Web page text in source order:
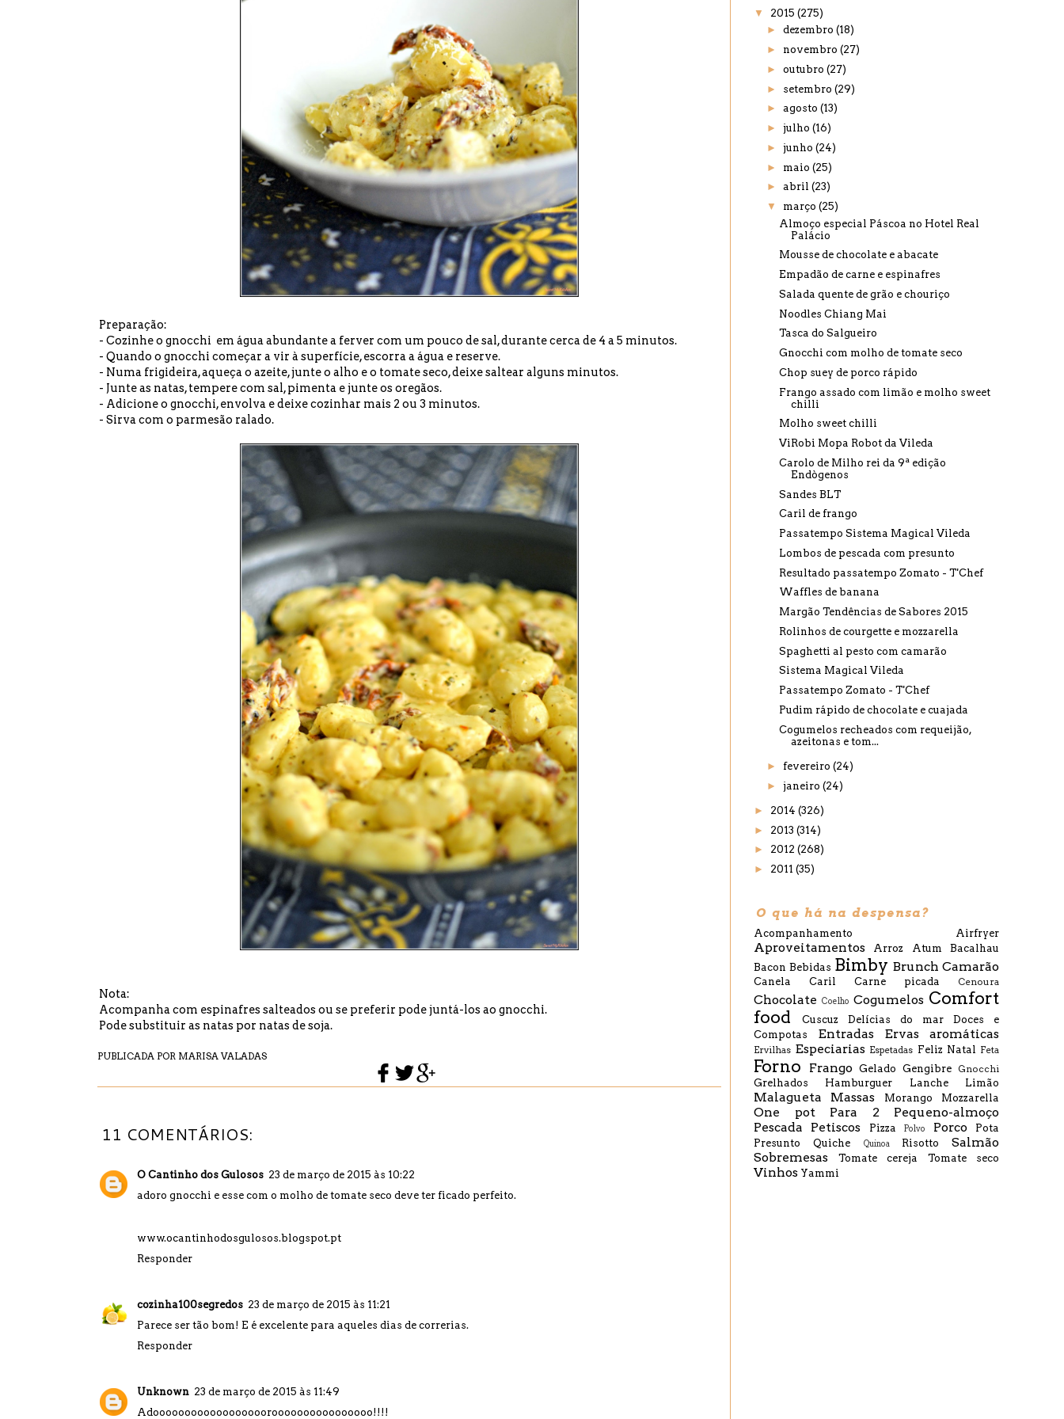
Preparação:
- Cozinhe o gnocchi em água abundante a ferver com um pouco de sal, durante cerca de 4 a 5 minutos.
- Quando o gnocchi começar a vir à superfície, escorra a água e reserve.
- Numa frigideira, aqueça o azeite, junte o alho e o tomate seco, deixe saltear alguns minutos.
- Junte as natas, tempere com sal, pimenta e junte os oregãos.
- Adicione o gnocchi, envolva e deixe cozinhar mais 2 ou 3 minutos.
- Sirva com o parmesão ralado.
Nota:
Acompanha com espinafres salteados ou se preferir pode juntá-los ao gnocchi.
Pode substituir as natas por natas de soja.
PUBLICADA POR MARISA VALADAS
11 COMENTÁRIOS:
O Cantinho dos Gulosos 23 de março de 2015 às 10:22
adoro gnocchi e esse com o molho de tomate seco deve ter ficado perfeito.
www.ocantinhodosgulosos.blogspot.pt
Responder
cozinha100segredos 23 de março de 2015 às 11:21
Parece ser tão bom! E é excelente para aqueles dias de correrias.
Responder
Unknown 23 de março de 2015 às 11:49
Adooooooooooooooooooroooooooooooooooo!!!!
▼ 2015 (275)
► dezembro (18)
► novembro (27)
► outubro (27)
► setembro (29)
► agosto (13)
► julho (16)
► junho (24)
► maio (25)
► abril (23)
▼ março (25)
Almoço especial Páscoa no Hotel Real
Palácio
Mousse de chocolate e abacate
Empadão de carne e espinafres
Salada quente de grão e chouriço
Noodles Chiang Mai
Tasca do Salgueiro
Gnocchi com molho de tomate seco
Chop suey de porco rápido
Frango assado com limão e molho sweet
chilli
Molho sweet chilli
ViRobi Mopa Robot da Vileda
Carolo de Milho rei da 9ª edição
Endògenos
Sandes BLT
Caril de frango
Passatempo Sistema Magical Vileda
Lombos de pescada com presunto
Resultado passatempo Zomato - T'Chef
Waffles de banana
Margão Tendências de Sabores 2015
Rolinhos de courgette e mozzarella
Spaghetti al pesto com camarão
Sistema Magical Vileda
Passatempo Zomato - T'Chef
Pudim rápido de chocolate e cuajada
Cogumelos recheados com requeijão,
azeitonas e tom...
► fevereiro (24)
► janeiro (24)
► 2014 (326)
► 2013 (314)
► 2012 (268)
► 2011 (35)
O que há na despensa?
Acompanhamento Airfryer
Aproveitamentos Arroz Atum
Bacalhau
Bacon Bebidas Bimby Brunch Camarão
Canela Caril Carne picada Cenoura
Chocolate Coelho Cogumelos Comfort
food
Cuscuz Delícias do mar
Doces e
Compotas
Entradas Ervas aromáticas
Ervilhas Especiarias Espetadas Feliz Natal Feta
Forno Frango Gelado Gengibre Gnocchi
Grelhados Hamburguer Lanche Limão
Malagueta Massas Morango Mozzarella
One pot Para 2
Pequeno-almoço
Pescada
Petiscos Pizza Polvo Porco
Pota
Presunto
Quiche Quinoa Risotto
Salmão
Sobremesas
Tomate cereja Tomate seco
Vinhos Yammi